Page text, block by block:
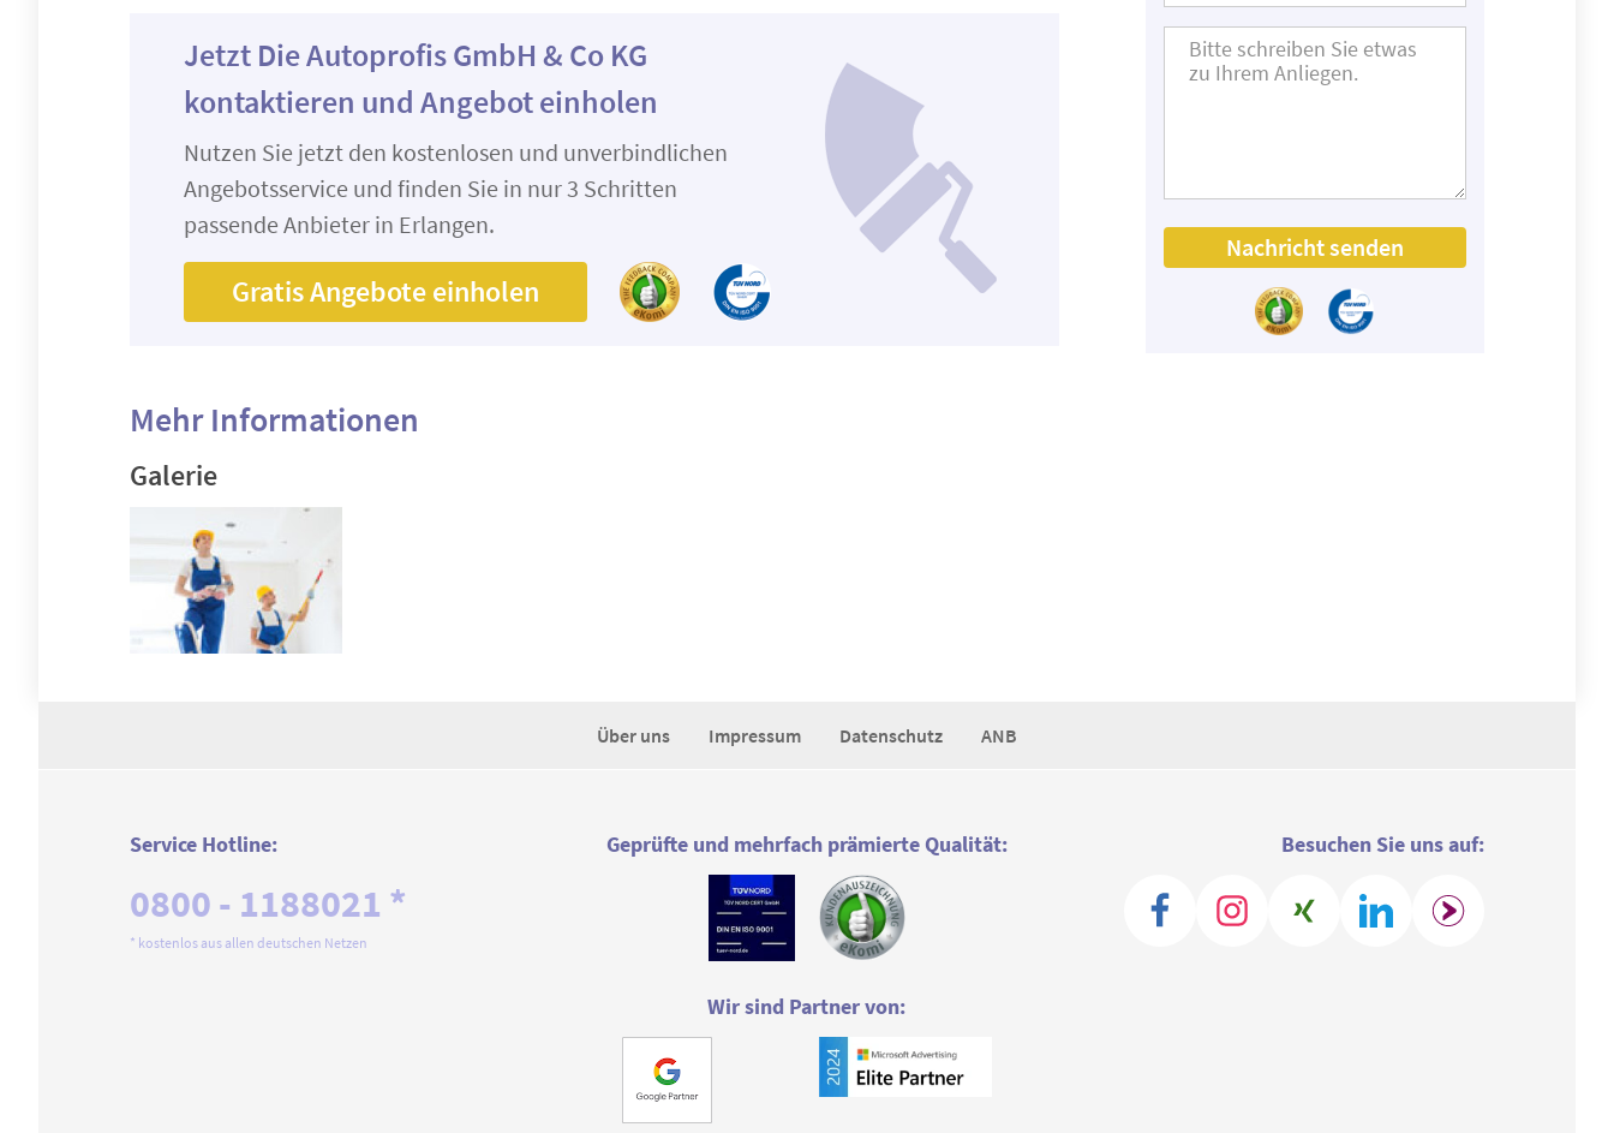
Jetzt Die Autoprofis GmbH & Co KG
kontaktieren und Angebot einholen
Nutzen Sie jetzt den kostenlosen und unverbindlichen
Angebotsservice und finden Sie in nur 3 Schritten
passende Anbieter in Erlangen.
Gratis Angebote einholen
Mehr Informationen
Galerie
Nachricht senden
Über uns Impressum Datenschutz ANB
Service Hotline:
0800 - 1188021 *
* kostenlos aus allen deutschen Netzen
Besuchen Sie uns auf:
Geprüfte und mehrfach prämierte Qualität:
Wir sind Partner von: